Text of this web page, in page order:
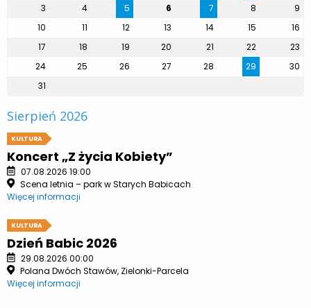
3
4 5 6 7 8
9
10
11 12 13 14 15
16
17
18 19 20 21 22
23
24
25 26 27 28 29
30
31
Sierpień 2026
KULTURA
Koncert „Z życia Kobiety”
07.08.2026 19:00
Scena letnia – park w Starych Babicach
Więcej informacji
KULTURA
Dzień Babic 2026
29.08.2026 00:00
Polana Dwóch Stawów, Zielonki-Parcela
Więcej informacji